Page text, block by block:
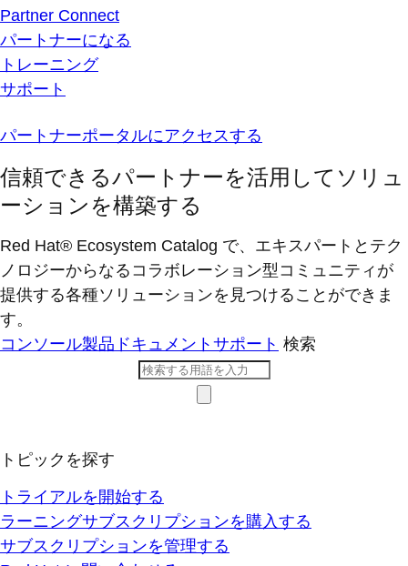
Partner Connect
パートナーになる
トレーニング
サポート
パートナーポータルにアクセスする
信頼できるパートナーを活用してソリュ
ーションを構築する
Red Hat® Ecosystem Catalog で、エキスパートとテク
ノロジーからなるコラボレーション型コミ​ュニティが
提供する各種ソリューションを見つけることができま
す。
コンソール製品ドキュメント サポート 検索
トピックを探す
トライアルを開始する
ラーニングサブスクリプションを購入する
サブスクリプションを管理する